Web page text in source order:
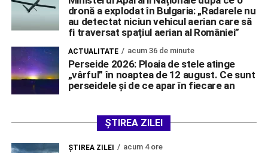
dronă a explodat în Bulgaria: „Radarele nu
au detectat niciun vehicul aerian care să
fi traversat spațiul aerian al României”
ACTUALITATE acum 36 de minute
Perseide 2026: Ploaia de stele atinge
„vârful” în noaptea de 12 august. Ce sunt
perseidele și de ce apar în fiecare an
ȘTIREA ZILEI
ŞTIREA ZILEI acum 4 ore